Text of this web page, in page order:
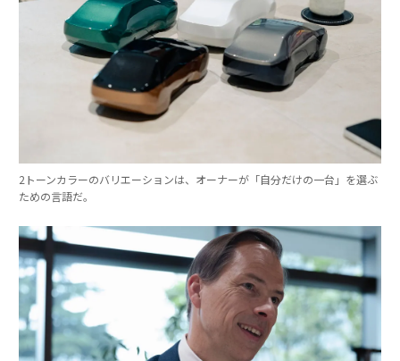
2トーンカラーのバリエーションは、オーナーが「自分だけの一台」を選ぶ
ための言語だ。